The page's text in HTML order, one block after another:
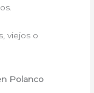
viejos o
Polanco